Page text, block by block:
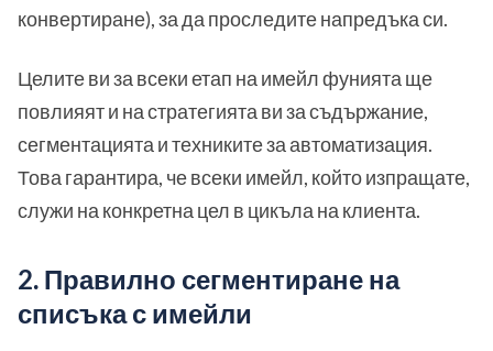
конвертиране), за да проследите напредъка си.
Целите ви за всеки етап на имейл фунията ще
повлияят и на стратегията ви за съдържание,
сегментацията и техниките за автоматизация.
Това гарантира, че всеки имейл, който изпращате,
служи на конкретна цел в цикъла на клиента.
2. Правилно сегментиране на
списъка с имейли